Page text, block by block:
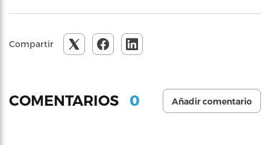
Compartir
COMENTARIOS 0 Añadir comentario